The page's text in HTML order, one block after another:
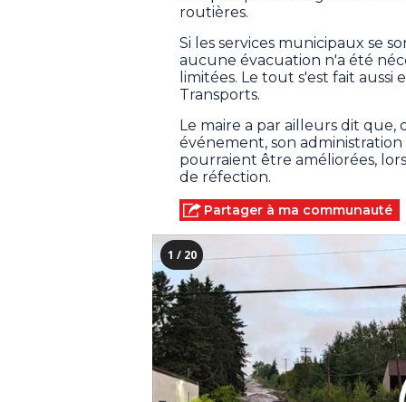
routières.
Si les services municipaux se
aucune évacuation n'a été
limitées. Le tout s'est fait
Transports.
Le maire a par ailleurs dit
événement, son
pourraient être améliorées,
de réfection.
Partager à ma communauté
1 / 20